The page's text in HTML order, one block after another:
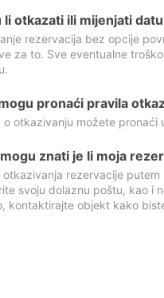
li otkazati ili mijenjati
rezervacija bez opcije
za to. Sve eventualne
pronaći pravila
o otkazivanju možete pronaći
znati je li moja
otkazivanja rezervacije
svoju dolaznu poštu, kao i
kontaktirajte objekt kako